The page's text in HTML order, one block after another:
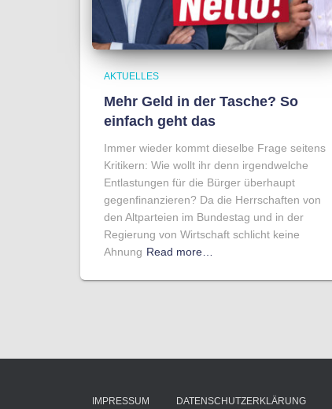
AKTUELLES
Mehr Geld in der Tasche? So
einfach geht das
Immer wieder kommt dieselbe Frage seitens
Kritikern: Wie wollt ihr denn irgendwelche
Entlastungen für die Bürger überhaupt
gegenfinanzieren? Da die Herrschaften von
den Altparteien im Bundestag und in der
Regierung von Wirtschaft schlicht keine
Ahnung Read more…
IMPRESSUM DATENSCHUTZERKLÄRUNG